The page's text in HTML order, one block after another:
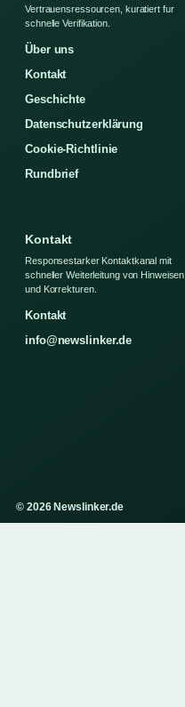
Vertrauensressourcen, kuratiert fur
schnelle Verifikation.
Über uns
Kontakt
Geschichte
Datenschutzerklärung
Cookie-Richtlinie
Rundbrief
Kontakt
Responsestarker Kontaktkanal mit
schneller Weiterleitung von Hinweisen
und Korrekturen.
Kontakt
info@newslinker.de
© 2026 Newslinker.de